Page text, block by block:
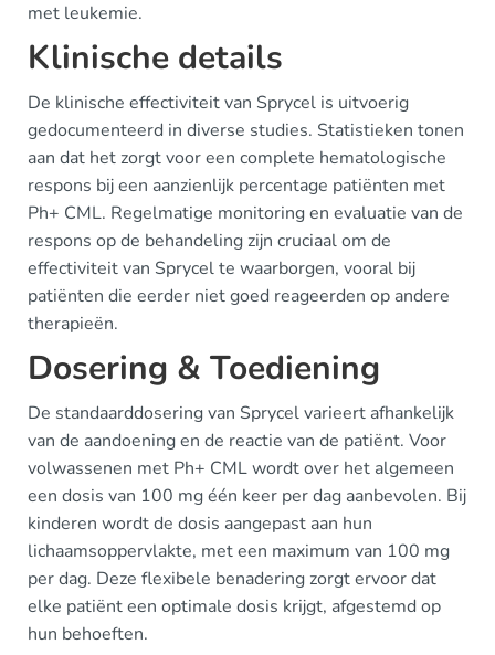
met leukemie.
Klinische details
De klinische effectiviteit van Sprycel is uitvoerig
gedocumenteerd in diverse studies. Statistieken tonen
aan dat het zorgt voor een complete hematologische
respons bij een aanzienlijk percentage patiënten met
Ph+ CML. Regelmatige monitoring en evaluatie van de
respons op de behandeling zijn cruciaal om de
effectiviteit van Sprycel te waarborgen, vooral bij
patiënten die eerder niet goed reageerden op andere
therapieën.
Dosering & Toediening
De standaarddosering van Sprycel varieert afhankelijk
van de aandoening en de reactie van de patiënt. Voor
volwassenen met Ph+ CML wordt over het algemeen
een dosis van 100 mg één keer per dag aanbevolen. Bij
kinderen wordt de dosis aangepast aan hun
lichaamsoppervlakte, met een maximum van 100 mg
per dag. Deze flexibele benadering zorgt ervoor dat
elke patiënt een optimale dosis krijgt, afgestemd op
hun behoeften.